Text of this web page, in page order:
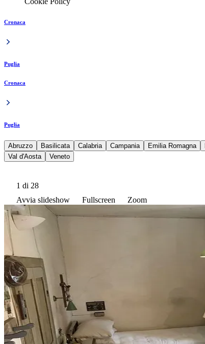
Cronaca
Puglia
Cronaca
Puglia
Abruzzo Basilicata Calabria Campania Emilia Romagna
Val d'Aosta
Veneto
1 di 28
Avvia slideshow
Fullscreen Zoom